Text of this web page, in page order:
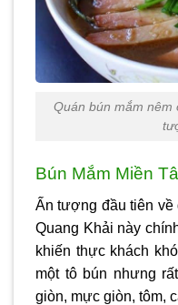
Quán bún mắm nêm
Bún Mắm Miền
Ấn tượng đầu tiên về
Quang Khải này
khiến thực khách
một tô bún nhưng
giòn, mực giòn, tôm,